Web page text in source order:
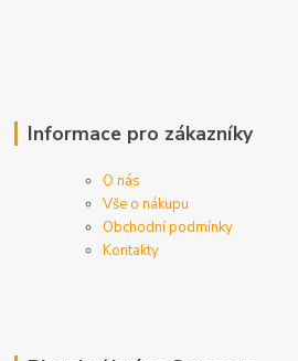
Informace pro zákazníky
O nás
Vše o nákupu
Obchodní podmínky
Kontakty